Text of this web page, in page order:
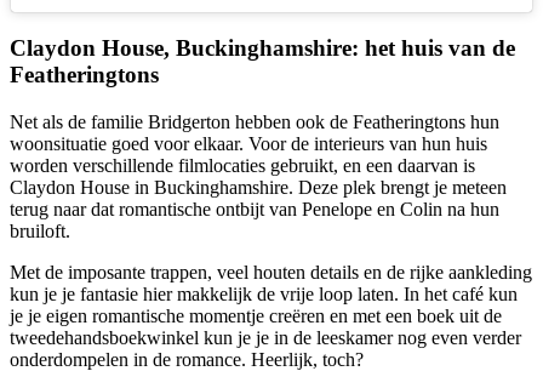
Claydon House, Buckinghamshire: het huis van de
Featheringtons
Net als de familie Bridgerton hebben ook de Featheringtons hun
woonsituatie goed voor elkaar. Voor de interieurs van hun huis
worden verschillende filmlocaties gebruikt, en een daarvan is
Claydon House in Buckinghamshire. Deze plek brengt je meteen
terug naar dat romantische ontbijt van Penelope en Colin na hun
bruiloft.
Met de imposante trappen, veel houten details en de rijke aankleding
kun je je fantasie hier makkelijk de vrije loop laten. In het café kun
je je eigen romantische momentje creëren en met een boek uit de
tweedehandsboekwinkel kun je je in de leeskamer nog even verder
onderdompelen in de romance. Heerlijk, toch?